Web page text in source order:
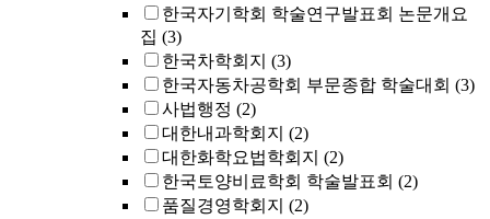
한국자기학회 학술연구발표회 논문개요
집 (3)
한국차학회지 (3)
한국자동차공학회 부문종합 학술대회 (3)
사법행정 (2)
대한내과학회지 (2)
대한화학요법학회지 (2)
한국토양비료학회 학술발표회 (2)
품질경영학회지 (2)